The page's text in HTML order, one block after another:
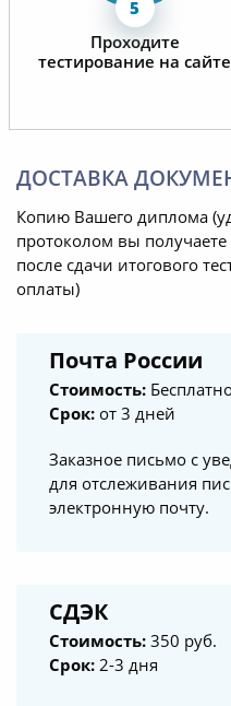
Проходите
тестирование на сайте
ДОСТАВКА
Копию Вашего диплома
протоколом вы
после сдачи итогового
оплаты)
Почта России
Стоимость:
Срок: от 3 дней
Заказное письмо с
для отслеживания
электронную почту.
СДЭК
Стоимость: 350 руб.
Срок: 2-3 дня